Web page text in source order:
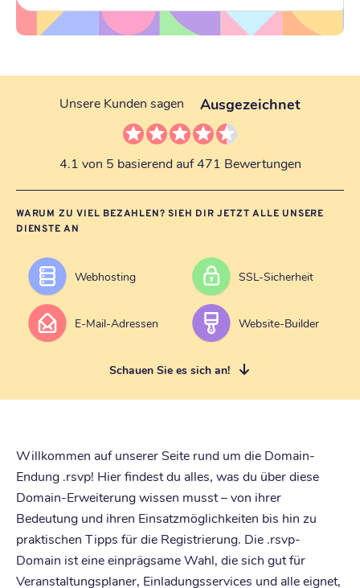
Unsere Kunden sagen Ausgezeichnet
4.1 von 5 basierend auf 471 Bewertungen
WARUM ZU VIEL BEZAHLEN? SIEH DIR JETZT ALLE UNSERE
DIENSTE AN
Webhosting SSL-Sicherheit
E-Mail-Adressen Website-Builder
Schauen Sie es sich an!
Willkommen auf unserer Seite rund um die Domain-
Endung .rsvp! Hier findest du alles, was du über diese
Domain-Erweiterung wissen musst – von ihrer
Bedeutung und ihren Einsatzmöglichkeiten bis hin zu
praktischen Tipps für die Registrierung. Die .rsvp-
Domain ist eine einprägsame Wahl, die sich gut für
Veranstaltungsplaner, Einladungsservices und alle eignet,